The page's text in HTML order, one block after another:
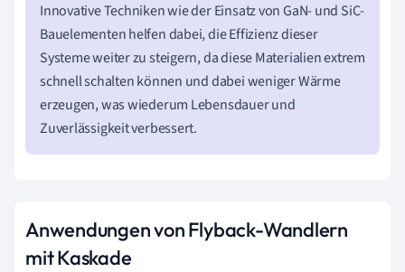
Innovative Techniken wie der Einsatz von GaN- und SiC-
Bauelementen helfen dabei, die Effizienz dieser
Systeme weiter zu steigern, da diese Materialien extrem
schnell schalten können und dabei weniger Wärme
erzeugen, was wiederum Lebensdauer und
Zuverlässigkeit verbessert.
Anwendungen von Flyback-Wandlern
mit Kaskade